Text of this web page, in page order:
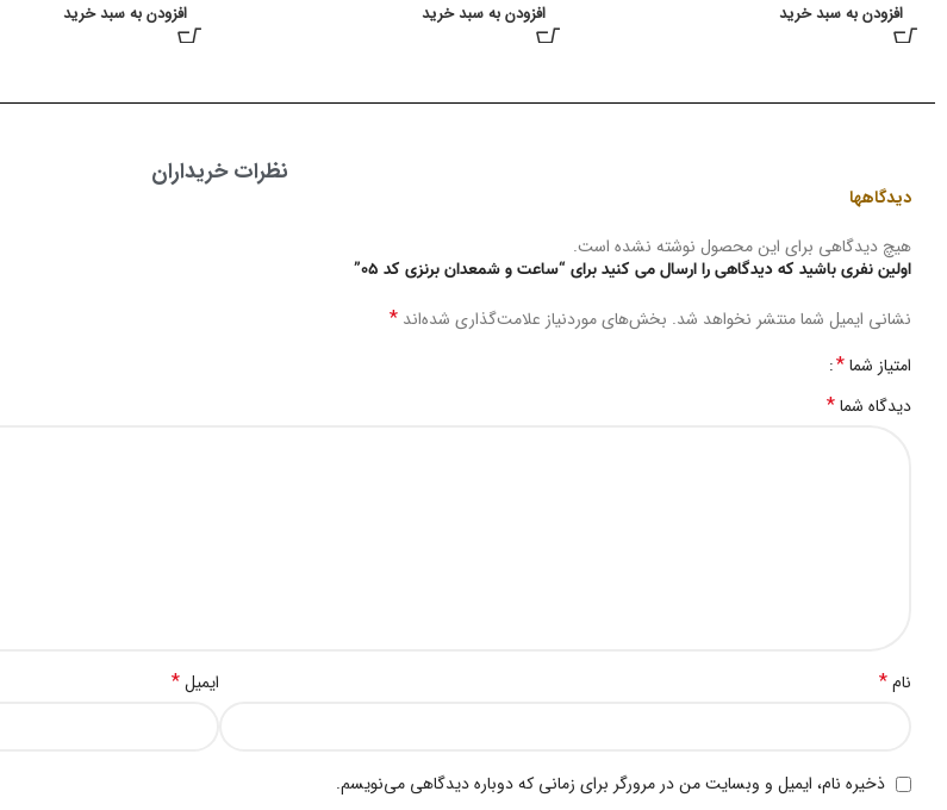
افزودن به سبد خرید افزودن به سبد خرید افزودن به سبد خرید
نظرات خریداران
دیدگاهها
هیچ دیدگاهی برای این محصول نوشته نشده است.
اولین نفری باشید که دیدگاهی را ارسال می کنید برای “ساعت و شمعدان برنزی کد 05”
نشانی ایمیل شما منتشر نخواهد شد. بخش‌های موردنیاز علامت‌گذاری شده‌اند *
امتیاز شما*
دیدگاه شما*
نام* ایمیل*
ذخیره نام، ایمیل و وبسایت من در مرورگر برای زمانی که دوباره دیدگاهی می‌نویسم.